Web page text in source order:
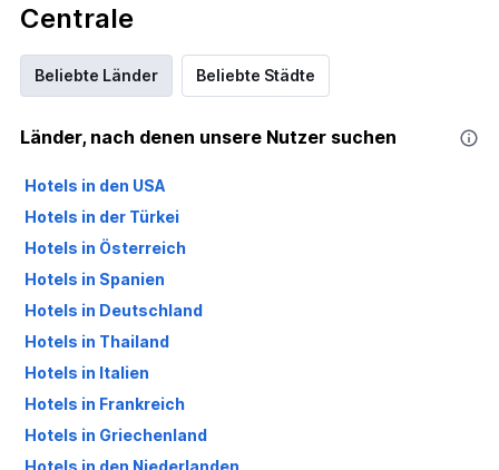
Centrale
Beliebte Länder Beliebte Städte
Länder, nach denen unsere Nutzer suchen
Hotels in den USA
Hotels in der Türkei
Hotels in Österreich
Hotels in Spanien
Hotels in Deutschland
Hotels in Thailand
Hotels in Italien
Hotels in Frankreich
Hotels in Griechenland
Hotels in den Niederlanden